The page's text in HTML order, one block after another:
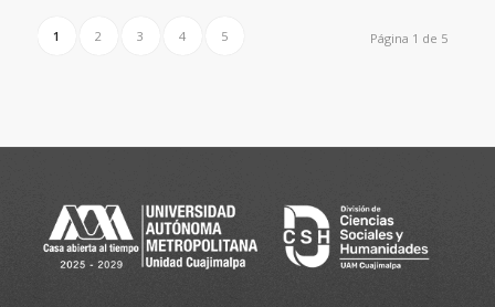
Página 1 de 5
1 2 3 4 5